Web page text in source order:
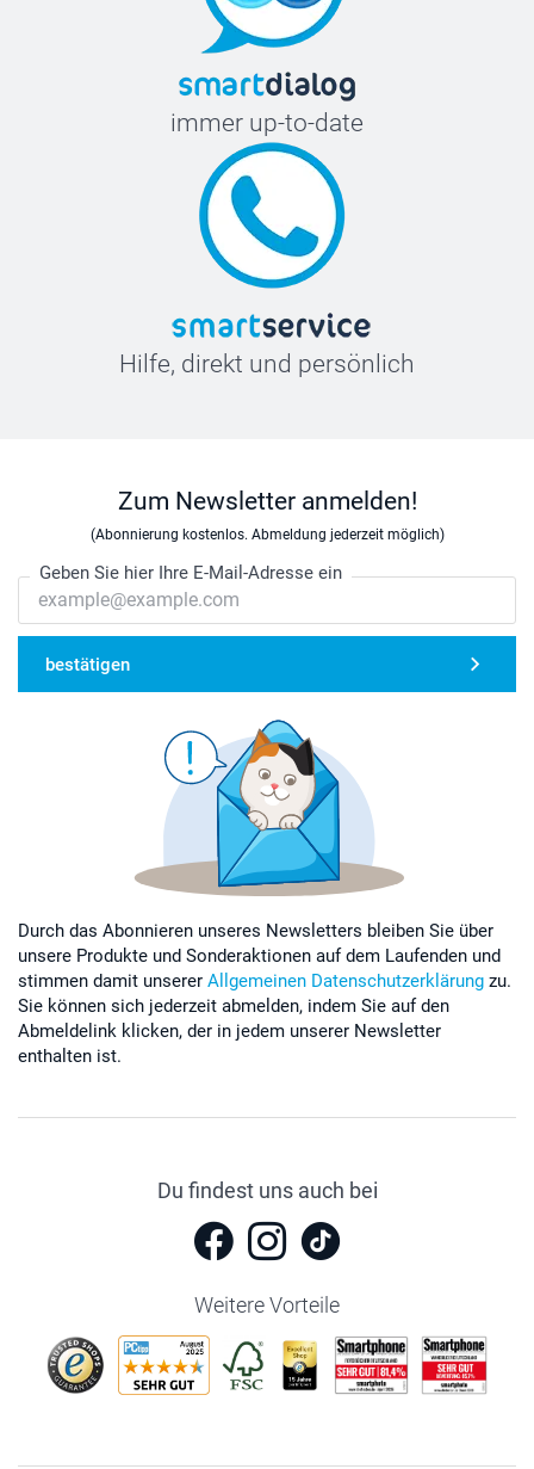
immer up-to-date
Hilfe, direkt und persönlich
Zum Newsletter anmelden!
(Abonnierung kostenlos. Abmeldung jederzeit möglich)
Geben Sie hier Ihre E-Mail-Adresse ein
bestätigen
Durch das Abonnieren unseres Newsletters bleiben Sie über
unsere Produkte und Sonderaktionen auf dem Laufenden und
stimmen damit unserer Allgemeinen Datenschutzerklärung zu.
Sie können sich jederzeit abmelden, indem Sie auf den
Abmeldelink klicken, der in jedem unserer Newsletter
enthalten ist.
Du findest uns auch bei
Weitere Vorteile